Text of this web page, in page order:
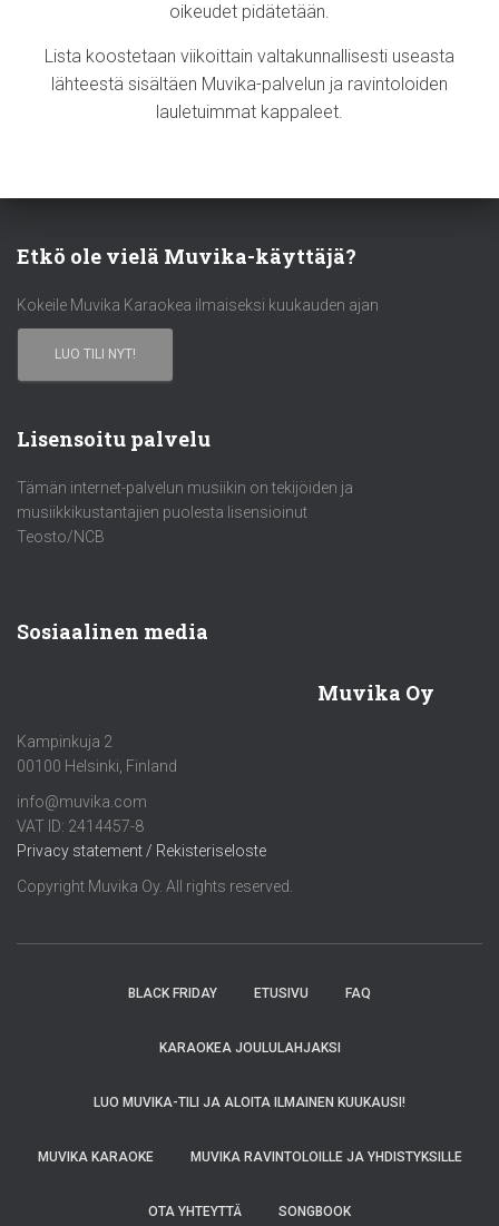
oikeudet pidätetään.
Lista koostetaan viikoittain valtakunnallisesti useasta
lähteestä sisältäen Muvika-palvelun ja ravintoloiden
lauletuimmat kappaleet.
Etkö ole vielä Muvika-käyttäjä?
Kokeile Muvika Karaokea ilmaiseksi kuukauden ajan
LUO TILI NYT!
Lisensoitu palvelu
Tämän internet-palvelun musiikin on tekijöiden ja
musiikkikustantajien puolesta lisensioinut
Teosto/NCB
Sosiaalinen media
Muvika Oy
Kampinkuja 2
00100 Helsinki, Finland
info@muvika.com
VAT ID: 2414457-8
Privacy statement / Rekisteriseloste
Copyright Muvika Oy. All rights reserved.
BLACK FRIDAY ETUSIVU FAQ
KARAOKEA JOULULAHJAKSI
LUO MUVIKA-TILI JA ALOITA ILMAINEN KUUKAUSI!
MUVIKA KARAOKE MUVIKA RAVINTOLOILLE JA YHDISTYKSILLE
OTA YHTEYTTÄ SONGBOOK